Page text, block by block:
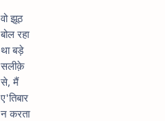
वो झूठ
बोल रहा
था बड़े
सलीक़े
से, मैं
ए'तिबार
न करता